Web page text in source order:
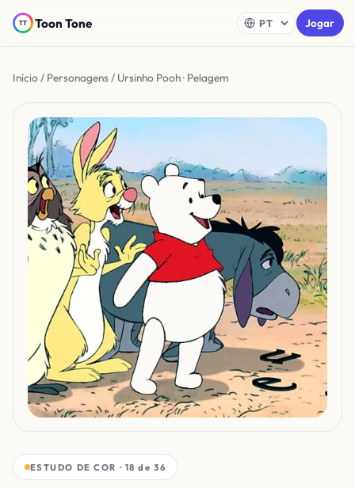
Toon Tone Jogar
Início/ Personagens/ Ursinho Pooh · Pelagem
ESTUDO DE COR · 18 de 36